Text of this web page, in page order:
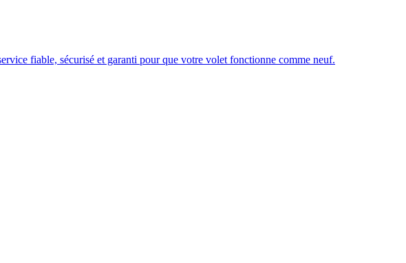
fiable, sécurisé et garanti pour que votre volet fonctionne comme neuf.